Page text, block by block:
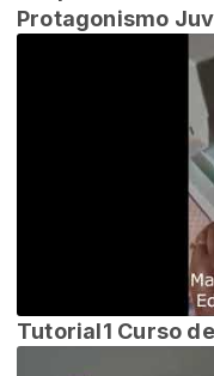
Protagonismo
Tutorial1